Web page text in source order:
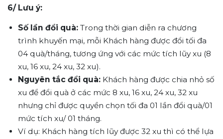
6/ Lưu ý:
Số lần đổi quà: Trong thời gian diễn ra chương
trình khuyến mại, mỗi Khách hàng được đổi tối đa
04 quà/tháng, tương ứng với các mức tích lũy xu (8
xu, 16 xu, 24 xu, 32 xu).
Nguyên tắc đổi quà: Khách hàng được chia nhỏ số
xu để đổi quà ở các mức 8 xu, 16 xu, 24 xu, 32 xu
nhưng chỉ được quyền chọn tối đa 01 lần đổi quà/01
mức tích xu/ 01 tháng.
Ví dụ: Khách hàng tích lũy được 32 xu thì có thể lựa